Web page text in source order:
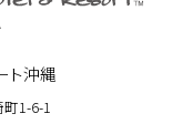
ト沖縄
1-6-1